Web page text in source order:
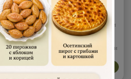
Пирожки "Клубника и
крем" 400 гр (10шт)
Сладкие и ароматные пирожки
с начинкой из натуральной
клубники и нежного крема.
Мягкое тесто, яркий вкус -
отличное угощение для детей и
взрослых.
895₽ В корзину